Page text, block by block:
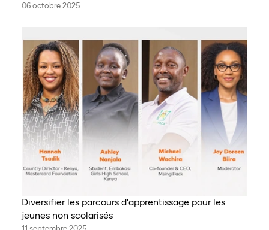
06 octobre 2025
Diversifier les parcours d'apprentissage pour les
jeunes non scolarisés